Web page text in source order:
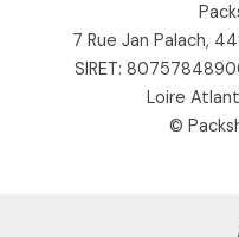
7 Rue Jan Palach,
SIRET:
Loire
©